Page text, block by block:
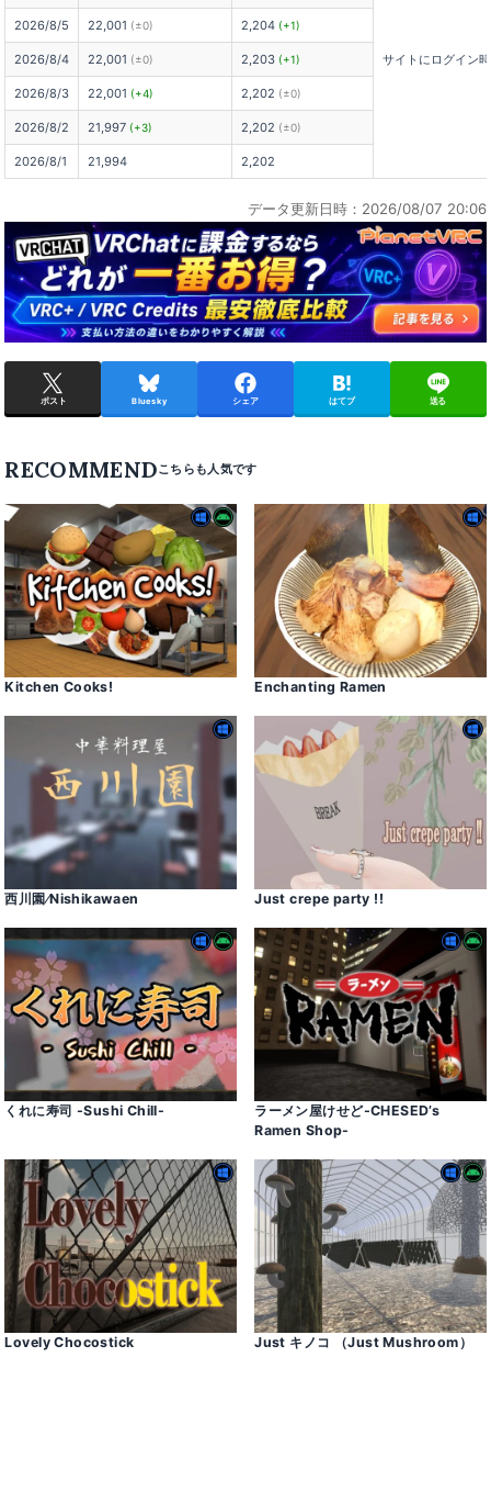
サイトにログイン
2026/8/5 22,001 (±0) 2,204 (+1)
2026/8/4 22,001 (±0) 2,203 (+1)
2026/8/3 22,001 (+4) 2,202 (±0)
2026/8/2 21,997 (+3) 2,202 (±0)
2026/8/1 21,994 2,202
データ更新日時：2026/08/07 20:06
ポスト Bluesky シェア はてブ 送る
RECOMMEND
Kitchen Cooksǃ Enchanting Ramen
西川園⁄Nishikawaen Just crepe party ǃǃ
くれに寿司 -Sushi Chill-
ラーメン屋けせど-CHESED’s
Ramen Shop-
Lovely Chocostick Just キノコ （Just Mushroom）